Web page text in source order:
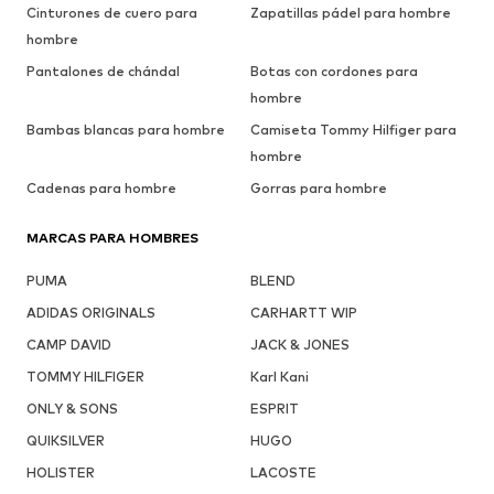
Cinturones de cuero para
hombre
Zapatillas pádel para hombre
Pantalones de chándal
Botas con cordones para
hombre
Bambas blancas para hombre
Camiseta Tommy Hilfiger para
hombre
Cadenas para hombre
Gorras para hombre
MARCAS PARA HOMBRES
PUMA
BLEND
ADIDAS ORIGINALS
CARHARTT WIP
CAMP DAVID
JACK & JONES
TOMMY HILFIGER
Karl Kani
ONLY & SONS
ESPRIT
QUIKSILVER
HUGO
HOLISTER
LACOSTE